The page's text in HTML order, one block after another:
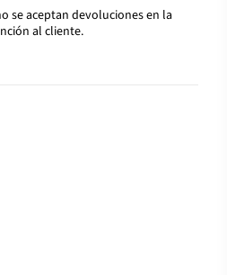
se aceptan devoluciones en la
al cliente.